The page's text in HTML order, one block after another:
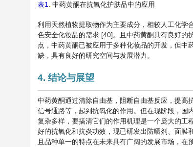
表1 . 中药黄酮在抗氧化护肤品中的应用
利用天然植物提取物作为主要成分，相较人工化学
色安全化妆品的需求 [40]。且中药黄酮具有良好的
点，中药黄酮已被应用于多种化妆品的开发，但
缺，具有良好的研究空间与发展潜力。
4. 结论与展望
中药黄酮通过清除自由基，阻断自由基反应，提
信号通路等，起到抗氧化的作用。但在现阶段，国
复杂多样，要搞清它们的作用机理是一个庞大的工
好的抗氧化和抗炎功效，现已研发出防晒剂、面膜
且品种单一的特点在未来具有广阔的发展市场，在